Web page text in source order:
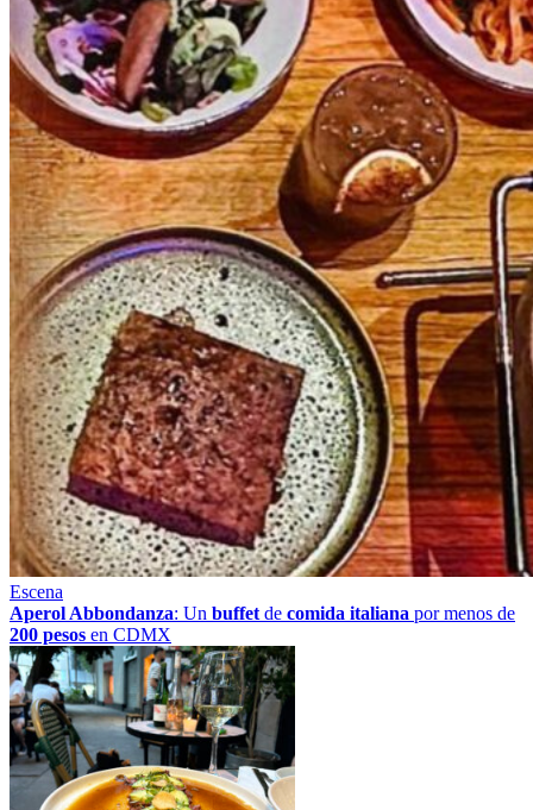
Escena
Aperol Abbondanza: Un buffet de comida italiana por menos de
200 pesos en CDMX